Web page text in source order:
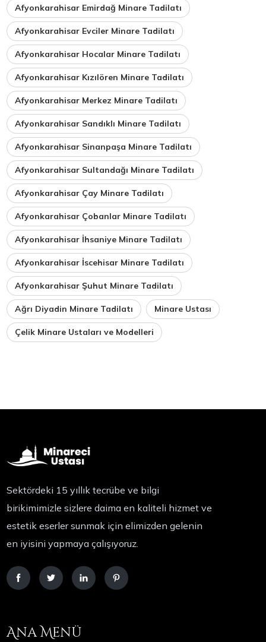
Afyonkarahisar Emirdağ Minare Tadilatı
Afyonkarahisar Evciler Minare Tadilatı
Afyonkarahisar Hocalar Minare Tadilatı
Afyonkarahisar Kızılören Minare Tadilatı
Afyonkarahisar Merkez Minare Tadilatı
Afyonkarahisar Sandıklı Minare Tadilatı
Afyonkarahisar Sinanpaşa Minare Tadilatı
Afyonkarahisar Sultandağı Minare Tadilatı
Afyonkarahisar Çay Minare Tadilatı
Afyonkarahisar Çobanlar Minare Tadilatı
Afyonkarahisar İhsaniye Minare Tadilatı
Afyonkarahisar İscehisar Minare Tadilatı
Afyonkarahisar Şuhut Minare Tadilatı
Ağrı Diyadin Minare Tadilatı Minare Ustası
Çelik Minare Ustaları ve Modelleri
Sektördeki 15 yıllık tecrübe ve bilgi
birikimimizle sizlere daima en kaliteli hizmet ve
estetik eserler sunmak için elimizden gelenin
en iyisini yapmaya çalışıyoruz.
Ana Menü